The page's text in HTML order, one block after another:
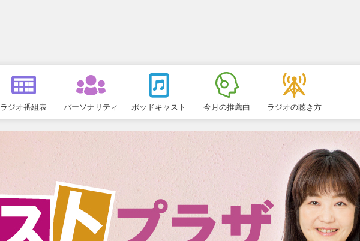
ラジオ番組表 パーソナリティ ポッドキャスト 今月の推薦曲 ラジオの聴き方